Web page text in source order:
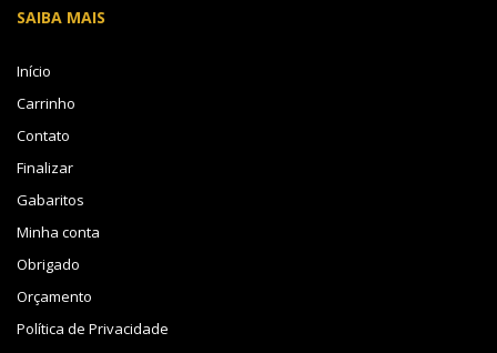
SAIBA MAIS
Início
Carrinho
Contato
Finalizar
Gabaritos
Minha conta
Obrigado
Orçamento
Política de Privacidade